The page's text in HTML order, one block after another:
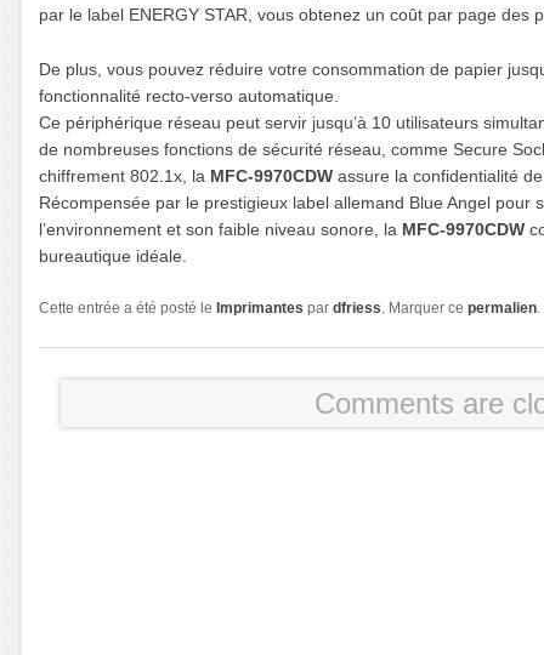
par le label ENERGY STAR, vous obtenez un coût par page des
De plus, vous pouvez réduire votre consommation de papier
fonctionnalité recto-verso automatique.
Ce périphérique réseau peut servir jusqu’à 10 utilisateurs
de nombreuses fonctions de sécurité réseau, comme Secure
chiffrement 802.1x, la MFC-9970CDW assure la confidentialité
Récompensée par le prestigieux label allemand Blue Angel pour
l’environnement et son faible niveau sonore, la MFC-9970CDW
bureautique idéale.
Cette entrée a été posté le Imprimantes par dfriess . Marquer ce permalien
Comments are